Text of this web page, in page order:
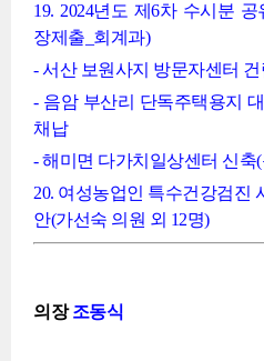
19. 2024년도 제6차 수시분
장제출_회계과)
- 서산 보원사지 방문자센터 건
- 음암 부산리 단독주택용지
채납
- 해미면 다가치일상센터 신
20. 여성농업인 특수건강검진
안(가선숙 의원 외 12명)
의장조동식